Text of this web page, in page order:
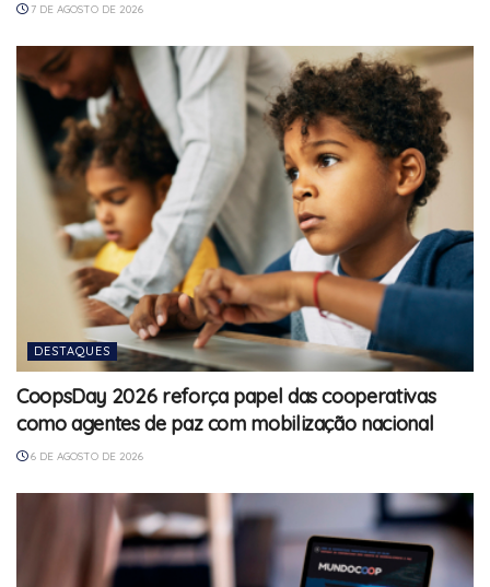
7 DE AGOSTO DE 2026
DESTAQUES
CoopsDay 2026 reforça papel das cooperativas
como agentes de paz com mobilização nacional
6 DE AGOSTO DE 2026